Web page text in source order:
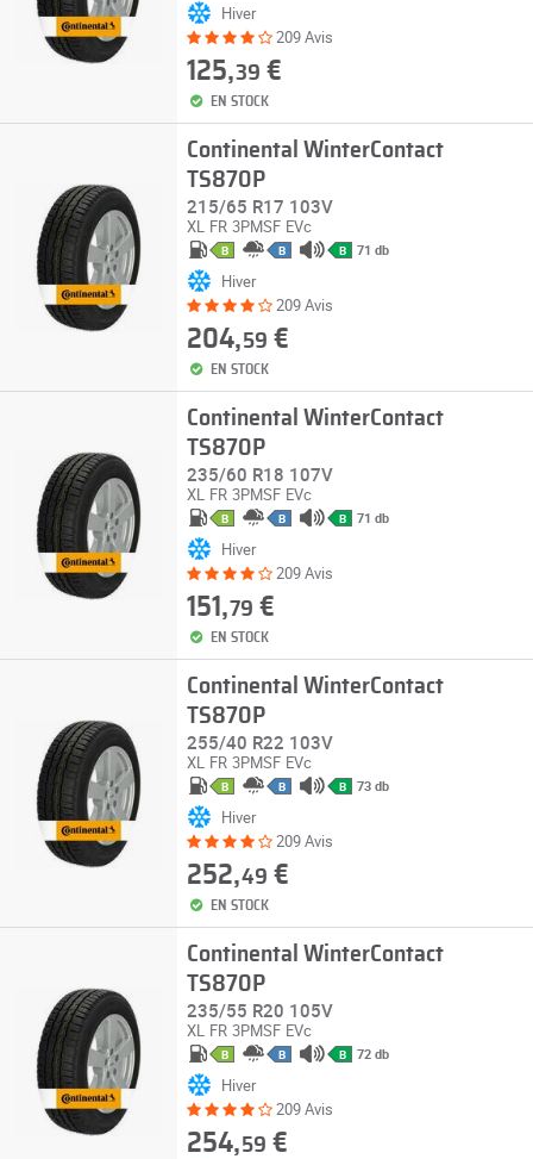
Hiver
209 Avis
125,39 €
EN STOCK
Continental WinterContact
TS870P
215/65 R17 103V
XL FR 3PMSF EVc
B B B 71 db
Hiver
209 Avis
204,59 €
EN STOCK
Continental WinterContact
TS870P
235/60 R18 107V
XL FR 3PMSF EVc
B B B 71 db
Hiver
209 Avis
151,79 €
EN STOCK
Continental WinterContact
TS870P
255/40 R22 103V
XL FR 3PMSF EVc
B B B 73 db
Hiver
209 Avis
252,49 €
EN STOCK
Continental WinterContact
TS870P
235/55 R20 105V
XL FR 3PMSF EVc
B B B 72 db
Hiver
209 Avis
254,59 €